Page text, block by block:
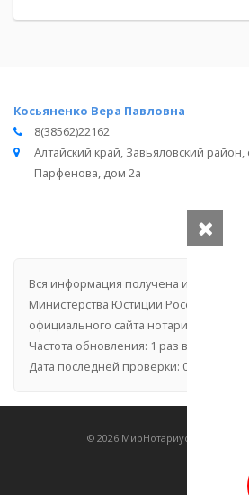
Косьяненко Вера Павловна
8(38562)22162
Алтайский край, Завьяловский
Парфенова, дом 2а
Вся информация получена из
Министерства Юстиции Российской
официального сайта нотариальной
Частота обновления: 1 раз в неделю.
Дата последней проверки: 03.08.2026
© 2026 МирНотариусов - все